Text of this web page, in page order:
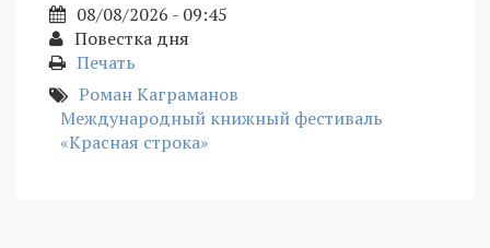
08/08/2026 - 09:45
Повестка дня
Печать
Роман Каграманов
Международный книжный фестиваль
«Красная строка»